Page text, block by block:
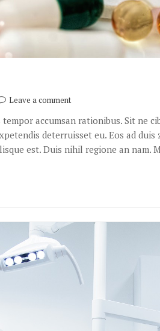
Leave a comment
accumsan rationibus. Sit ne
deterruisset eu. Eos ad
est. Duis nihil regione an nam.